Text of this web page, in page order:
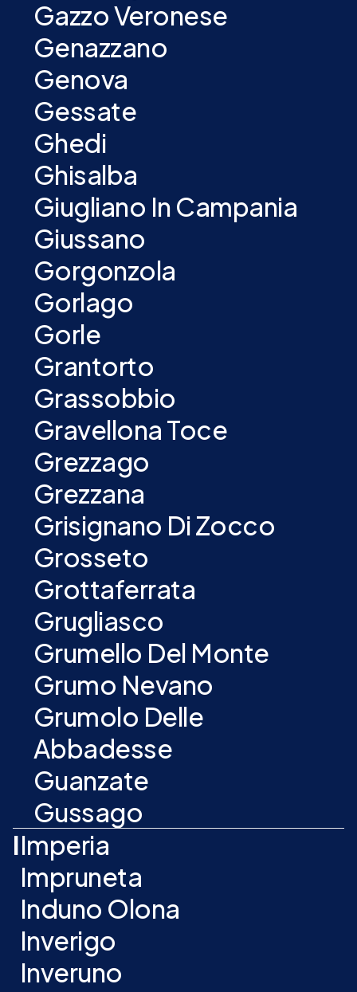
Gazzo Veronese
Genazzano
Genova
Gessate
Ghedi
Ghisalba
Giugliano In Campania
Giussano
Gorgonzola
Gorlago
Gorle
Grantorto
Grassobbio
Gravellona Toce
Grezzago
Grezzana
Grisignano Di Zocco
Grosseto
Grottaferrata
Grugliasco
Grumello Del Monte
Grumo Nevano
Grumolo Delle
Abbadesse
Guanzate
Gussago
IImperia
Impruneta
Induno Olona
Inverigo
Inveruno